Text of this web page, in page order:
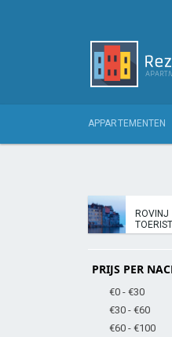
APPARTEMENTEN
ROVINJ
PRIJS PER
€0 - €30
€30 - €60
€60 - €100